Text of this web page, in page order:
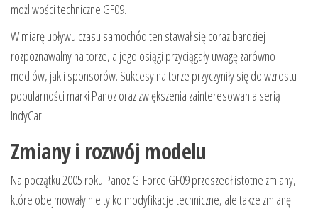
możliwości techniczne GF09.
W miarę upływu czasu samochód ten stawał się coraz bardziej
rozpoznawalny na torze, a jego osiągi przyciągały uwagę zarówno
mediów, jak i sponsorów. Sukcesy na torze przyczyniły się do wzrostu
popularności marki Panoz oraz zwiększenia zainteresowania serią
IndyCar.
Zmiany i rozwój modelu
Na początku 2005 roku Panoz G-Force GF09 przeszedł istotne zmiany,
które obejmowały nie tylko modyfikacje techniczne, ale także zmianę